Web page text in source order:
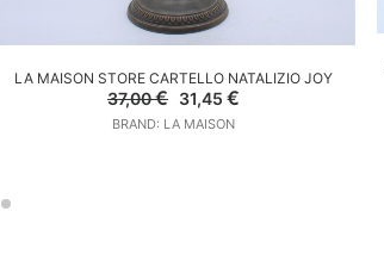
AGGIUNGI AL CARRELLO
LA MAISON STORE CARTELLO NATALIZIO JOY
37,00€ Il
prezzo
originale
31,45€
BRAND: LA MAISON